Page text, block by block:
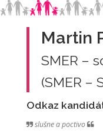
Martin
SMER –
(SMER –
Odkaz
slušne a poctivo